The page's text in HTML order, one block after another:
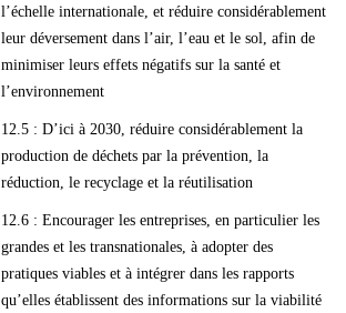
l’échelle internationale, et réduire considérablement
leur déversement dans l’air, l’eau et le sol, afin de
minimiser leurs effets négatifs sur la santé et
l’environnement
12.5 : D’ici à 2030, réduire considérablement la
production de déchets par la prévention, la
réduction, le recyclage et la réutilisation
12.6 : Encourager les entreprises, en particulier les
grandes et les transnationales, à adopter des
pratiques viables et à intégrer dans les rapports
qu’elles établissent des informations sur la viabilité